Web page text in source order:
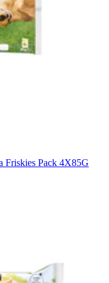
Friskies Pack 4X85G